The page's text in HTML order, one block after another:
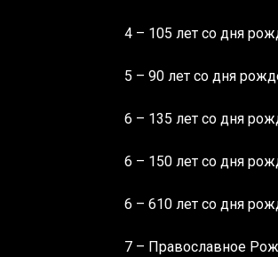
4 – 105 лет со дня
5 – 90 лет со дня
6 – 135 лет со дня
6 – 150 лет со дня
6 – 610 лет со дня
7 – Православное